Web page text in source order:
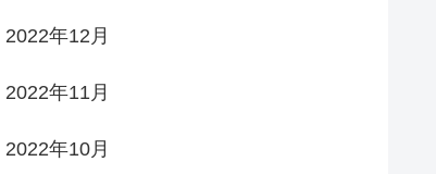
2022年12月
2022年11月
2022年10月